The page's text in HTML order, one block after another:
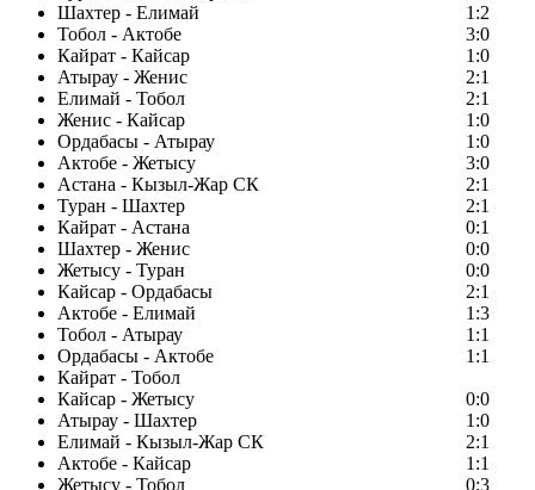
Шахтер - Елимай
1:2
Тобол - Актобе
3:0
Кайрат - Кайсар
1:0
Атырау - Женис
2:1
Елимай - Тобол
2:1
Женис - Кайсар
1:0
Ордабасы - Атырау
1:0
Актобе - Жетысу
3:0
Астана - Кызыл-Жар СК
2:1
Туран - Шахтер
2:1
Кайрат - Астана
0:1
Шахтер - Женис
0:0
Жетысу - Туран
0:0
Кайсар - Ордабасы
2:1
Актобе - Елимай
1:3
Тобол - Атырау
1:1
Ордабасы - Актобе
1:1
Кайрат - Тобол
Кайсар - Жетысу
0:0
Атырау - Шахтер
1:0
Елимай - Кызыл-Жар СК
2:1
Актобе - Кайсар
1:1
Жетысу - Тобол
0:3